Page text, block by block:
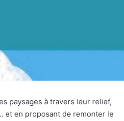
paysages à travers leur relief,
et en proposant de remonter le